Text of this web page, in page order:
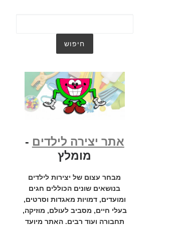
אתר יצירה לילדים -
מומלץ
מבחר עצום של יצירות לילדים
בנושאים שונים הכוללים חגים
ומועדים, דמויות מאגדות וסרטים,
בעלי חיים, מסביב לעולם, מוזיקה,
תחבורה ועוד רבים. האתר מיועד